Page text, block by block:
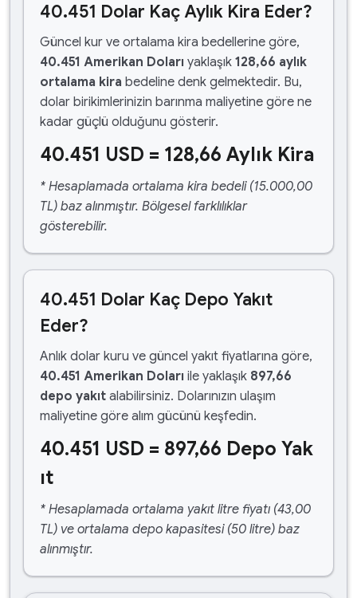
40.451 Dolar Kaç Aylık Kira Eder?
Güncel kur ve ortalama kira bedellerine göre,
40.451 Amerikan Doları yaklaşık 128,66 aylık
ortalama kira bedeline denk gelmektedir. Bu,
dolar birikimlerinizin barınma maliyetine göre ne
kadar güçlü olduğunu gösterir.
40.451 USD = 128,66 Aylık Kira
* Hesaplamada ortalama kira bedeli (15.000,00
TL) baz alınmıştır. Bölgesel farklılıklar
gösterebilir.
40.451 Dolar Kaç Depo Yakıt
Eder?
Anlık dolar kuru ve güncel yakıt fiyatlarına göre,
40.451 Amerikan Doları ile yaklaşık 897,66
depo yakıt alabilirsiniz. Dolarınızın ulaşım
maliyetine göre alım gücünü keşfedin.
40.451 USD = 897,66 Depo Yak
ıt
* Hesaplamada ortalama yakıt litre fiyatı (43,00
TL) ve ortalama depo kapasitesi (50 litre) baz
alınmıştır.